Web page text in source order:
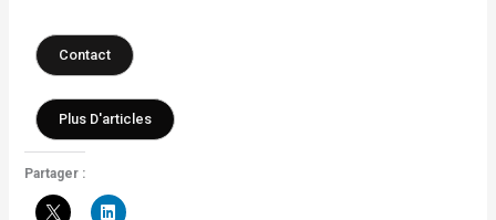
Contact
Plus D'articles
Partager :